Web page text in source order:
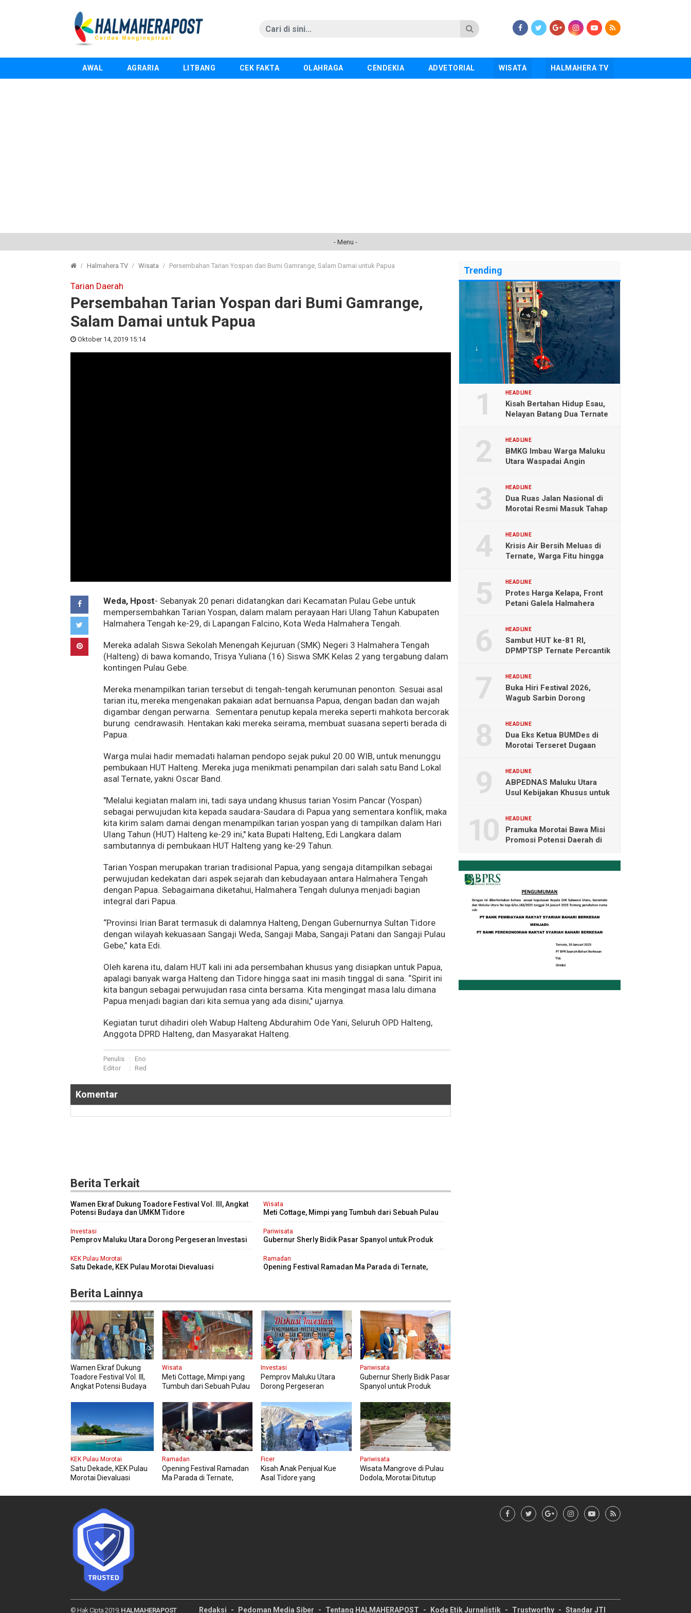
AWAL AGRARIA LITBANG CEK FAKTA OLAHRAGA CENDEKIA ADVETORIAL WISATA HALMAHERA TV
- Menu -
Halmahera TV Wisata Persembahan Tarian Yospan dari Bumi Gamrange, Salam Damai untuk Papua
Tarian Daerah
Persembahan Tarian Yospan dari Bumi Gamrange,
Salam Damai untuk Papua
Oktober 14, 2019 15:14
Weda, Hpost- Sebanyak 20 penari didatangkan dari Kecamatan Pulau Gebe untuk
mempersembahkan Tarian Yospan, dalam malam perayaan Hari Ulang Tahun Kabupaten
Halmahera Tengah ke-29, di Lapangan Falcino, Kota Weda Halmahera Tengah.
Mereka adalah Siswa Sekolah Menengah Kejuruan (SMK) Negeri 3 Halmahera Tengah
(Halteng) di bawa komando, Trisya Yuliana (16) Siswa SMK Kelas 2 yang tergabung dalam
kontingen Pulau Gebe.
Mereka menampilkan tarian tersebut di tengah-tengah kerumunan penonton. Sesuai asal
tarian itu, mereka mengenakan pakaian adat bernuansa Papua, dengan badan dan wajah
digambar dengan perwarna. Sementara penutup kepala mereka seperti mahkota bercorak
burung cendrawasih. Hentakan kaki mereka seirama, membuat suasana seperti berada di
Papua.
Warga mulai hadir memadati halaman pendopo sejak pukul 20.00 WIB, untuk menunggu
pembukaan HUT Halteng. Mereka juga menikmati penampilan dari salah satu Band Lokal
asal Ternate, yakni Oscar Band.
"Melalui kegiatan malam ini, tadi saya undang khusus tarian Yosim Pancar (Yospan)
sebagai perwujudan kita kepada saudara-Saudara di Papua yang sementara konflik, maka
kita kirim salam damai dengan menampilkan tarian yospan yang di tampilkan dalam Hari
Ulang Tahun (HUT) Halteng ke-29 ini," kata Bupati Halteng, Edi Langkara dalam
sambutannya di pembukaan HUT Halteng yang ke-29 Tahun.
Tarian Yospan merupakan trarian tradisional Papua, yang sengaja ditampilkan sebagai
perwujudan kedekatan dari aspek sejarah dan kebudayaan antara Halmahera Tengah
dengan Papua. Sebagaimana diketahui, Halmahera Tengah dulunya menjadi bagian
integral dari Papua.
“Provinsi Irian Barat termasuk di dalamnya Halteng, Dengan Gubernurnya Sultan Tidore
dengan wilayah kekuasaan Sangaji Weda, Sangaji Maba, Sangaji Patani dan Sangaji Pulau
Gebe,” kata Edi.
Oleh karena itu, dalam HUT kali ini ada persembahan khusus yang disiapkan untuk Papua,
apalagi banyak warga Halteng dan Tidore hingga saat ini masih tinggal di sana. “Spirit ini
kita bangun sebagai perwujudan rasa cinta bersama. Kita mengingat masa lalu dimana
Papua menjadi bagian dari kita semua yang ada disini," ujarnya.
Kegiatan turut dihadiri oleh Wabup Halteng Abdurahim Ode Yani, Seluruh OPD Halteng,
Anggota DPRD Halteng, dan Masyarakat Halteng.
Penulis :
Eno
Editor
: Red
Komentar
Berita Terkait
Wamen Ekraf Dukung Toadore Festival Vol. III, Angkat
Potensi Budaya dan UMKM Tidore
Wisata
Meti Cottage, Mimpi yang Tumbuh dari Sebuah Pulau
Investasi
Pemprov Maluku Utara Dorong Pergeseran Investasi
Pariwisata
Gubernur Sherly Bidik Pasar Spanyol untuk Produk
KEK Pulau Morotai
Satu Dekade, KEK Pulau Morotai Dievaluasi
Ramadan
Opening Festival Ramadan Ma Parada di Ternate,
Berita Lainnya
Wamen Ekraf Dukung
Toadore Festival Vol. III,
Angkat Potensi Budaya
Wisata
Meti Cottage, Mimpi yang
Tumbuh dari Sebuah Pulau
Investasi
Pemprov Maluku Utara
Dorong Pergeseran
Berbasis Konservasi
Pariwisata
Gubernur Sherly Bidik Pasar
Spanyol untuk Produk
KEK Pulau Morotai
Satu Dekade, KEK Pulau
Morotai Dievaluasi
Ramadan
Opening Festival Ramadan
Ma Parada di Ternate,
Budaya
Ficer
Kisah Anak Penjual Kue
Asal Tidore yang
Pariwisata
Wisata Mangrove di Pulau
Dodola, Morotai Ditutup
Trending
HEADLINE
Kisah Bertahan Hidup Esau,
Nelayan Batang Dua Ternate
HEADLINE
BMKG Imbau Warga Maluku
Utara Waspadai Angin
HEADLINE
Dua Ruas Jalan Nasional di
Morotai Resmi Masuk Tahap
HEADLINE
Krisis Air Bersih Meluas di
Ternate, Warga Fitu hingga
HEADLINE
Protes Harga Kelapa, Front
Petani Galela Halmahera
HEADLINE
Sambut HUT ke-81 RI,
DPMPTSP Ternate Percantik
HEADLINE
Buka Hiri Festival 2026,
Wagub Sarbin Dorong
HEADLINE
Dua Eks Ketua BUMDes di
Morotai Terseret Dugaan
HEADLINE
ABPEDNAS Maluku Utara
Usul Kebijakan Khusus untuk
HEADLINE
Pramuka Morotai Bawa Misi
Promosi Potensi Daerah di
Cibubur
© Hak Cipta 2019, HALMAHERAPOST Redaksi Pedoman Media Siber Tentang HALMAHERAPOST Kode Etik Jurnalistik Trustworthy Standar JTI